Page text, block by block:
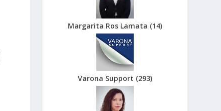
Margarita Ros Lamata (14)
Varona Support (293)